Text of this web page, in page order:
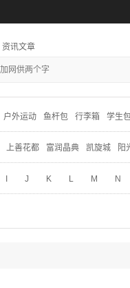
资讯文章
户外运动 鱼杆包 行李箱 学生
上善花都 富润晶典 凯旋城 阳
J K L M N